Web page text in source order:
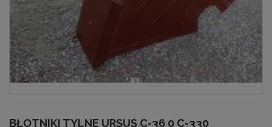
3/8
BŁOTNIKI TYLNE URSUS C-36 0 C-330